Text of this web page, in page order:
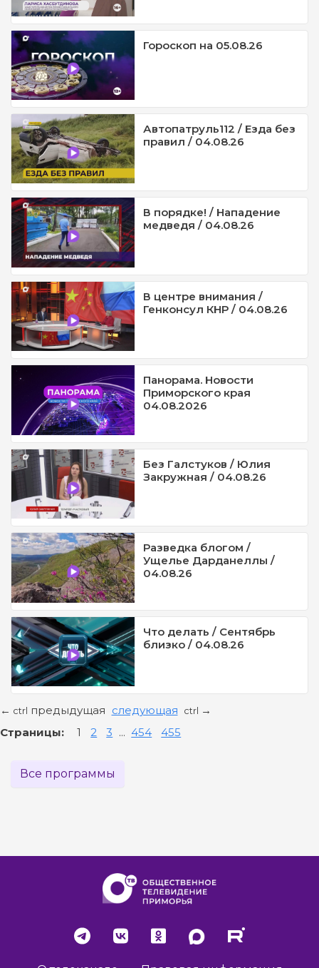
Гороскоп на 05.08.26
Автопатруль112 / Езда без
правил / 04.08.26
В порядке! / Нападение
медведя / 04.08.26
В центре внимания /
Генконсул КНР / 04.08.26
Панорама. Новости
Приморского края
04.08.2026
Без Галстуков / Юлия
Закружная / 04.08.26
Разведка блогом /
Ущелье Дарданеллы /
04.08.26
Что делать / Сентябрь
близко / 04.08.26
← ctrl предыдущая следующая ctrl →
Страницы: 1 2 3 ... 454 455
Все программы